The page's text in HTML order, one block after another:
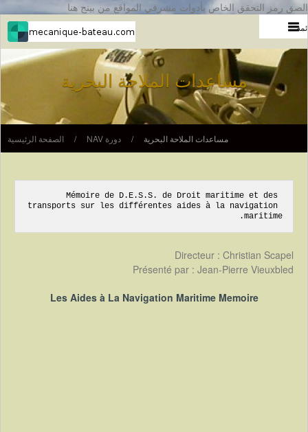
الصق رمز التحقق الخاص بأدوات مشرفي المواقع من بينج هنا
مساعدات الملاحة البحرية
الصفحة الرئيسية / دورة NAV / مساعدات الملاحة البحرية
Mémoire de D.E.S.S. de Droit maritime et des
transports sur les différentes aides à la navigation
maritime.
Directeur : Christian Scapel
Présenté par : Jean-Pierre Vieuxbled
Les Aides à La Navigation Maritime Memoire